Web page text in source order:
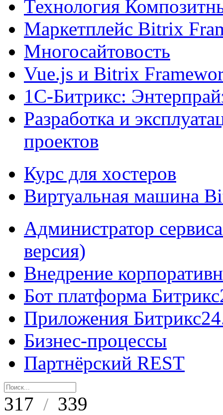
Технология
Маркетплейс Bitrix
Многосайтовость
Vue.js и Bitrix
1С-Битрикс:
Разработка и
проектов
Курс для хостеров
Виртуальная машина
Администратор
версия)
Внедрение
Бот платформа
Приложения
Бизнес-процессы
Партнёрский REST
317 / 339